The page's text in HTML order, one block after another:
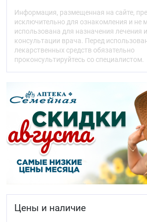
уменьшает постнагрузку на сердце,
потребность миокарда в
коронарные артерии и артериолы в
и в ишемизированных зонах
увеличивает поступление
(особенно при вазоспастической
предотвращает спазм коронарных
числе вызванной курением). У
стабильной стенокардией
увеличивает толерантность к
нагрузке, замедляет развитие
«ишемической» депрессии
частоту приступов стенокардии и
нитроглицерина и других нитратов.
Оказывает длительный
антигипертензивный аффект.
действие обусловлено прямым
вазодилатирующим влиянием на
сосудов. При артериальной
доза обеспечивает клинически
артериального давления (АД) на
(в положении пациента «лёжа» и
Информация, размещенная на сайте,
исключительно для ознакомления и не
использована для назначения лечения
консультации врача. Перед
лекарственных средств обязательно
проконсультируйтесь со специалистом.
Цены и наличие